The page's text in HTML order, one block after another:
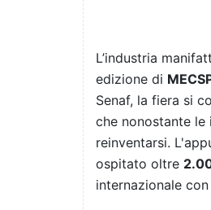
L’industria
edizione di
Senaf, la fiera si
che nonostante
reinventarsi.
ospitato oltre
internazionale